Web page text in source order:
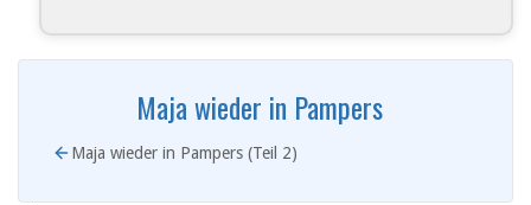
Maja wieder in Pampers
Maja wieder in Pampers (Teil 2)